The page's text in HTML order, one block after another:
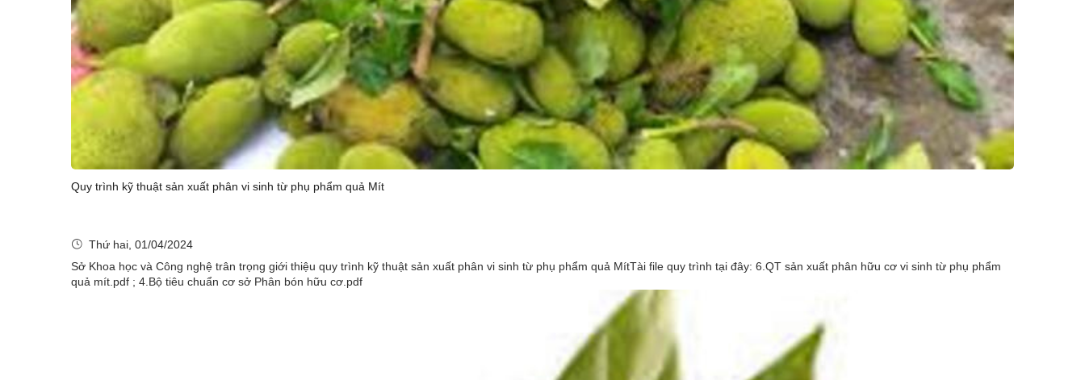
Quy trình kỹ thuật sản xuất phân vi sinh từ phụ phẩm quả Mít
Thứ hai, 01/04/2024
Sở Khoa học và Công nghệ trân trọng giới thiệu quy trình kỹ thuật sản xuất phân vi sinh từ phụ phẩm quả MítTài file quy trình tại đây: 6.QT sản xuất phân hữu cơ vi sinh từ phụ phẩm
quả mít.pdf ; 4.Bộ tiêu chuẩn cơ sở Phân bón hữu cơ.pdf